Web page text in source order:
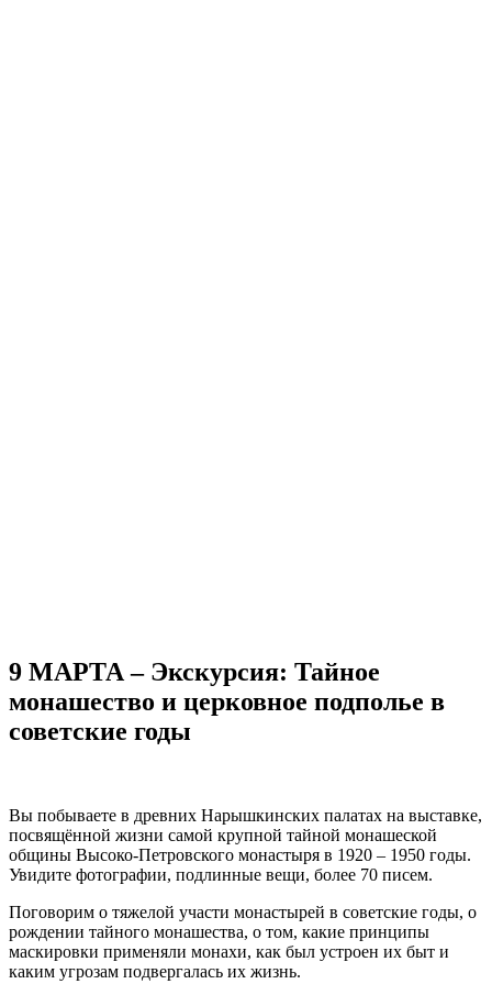
9 МАРТА – Экскурсия: Тайное
монашество и церковное подполье в
советские годы
Вы побываете в древних Нарышкинских палатах на выставке,
посвящённой жизни самой крупной тайной монашеской
общины Высоко-Петровского монастыря в 1920 – 1950 годы.
Увидите фотографии, подлинные вещи, более 70 писем.
Поговорим о тяжелой участи монастырей в советские годы, о
рождении тайного монашества, о том, какие принципы
маскировки применяли монахи, как был устроен их быт и
каким угрозам подвергалась их жизнь.